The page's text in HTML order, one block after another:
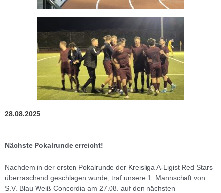
28.08.2025
Nächste Pokalrunde erreicht!
Nachdem in der ersten Pokalrunde der Kreisliga A-Ligist Red Stars
überraschend geschlagen wurde, traf unsere 1. Mannschaft von
S.V. Blau Weiß Concordia am 27.08. auf den nächsten